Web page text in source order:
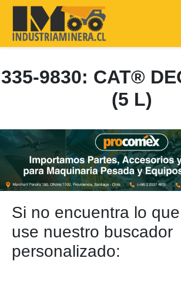
335-9830: CAT®
(5 L)
Si no encuentra lo
use nuestro buscador
personalizado: